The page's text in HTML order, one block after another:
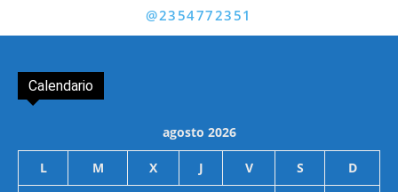
@2354772351
Calendario
agosto 2026
L M X J V S D